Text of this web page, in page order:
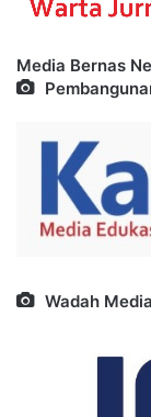
Media Bernas
Wadah